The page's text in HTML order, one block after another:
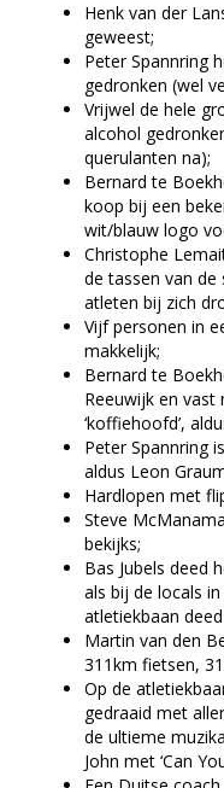
Henk van der
geweest;
Peter Spannring
gedronken (wel
Vrijwel de hele
alcohol
querulanten na);
Bernard te
koop bij een
wit/blauw logo
Christophe
de tassen van de
atleten bij zich
Vijf personen in
makkelijk;
Bernard te
Reeuwijk en vast
‘koffiehoofd’,
Peter Spannring
aldus Leon
Hardlopen met
Steve
bekijks;
Bas Jubels deed
als bij de locals
atletiekbaan
Martin van den
311km fietsen,
Op de
gedraaid met
de ultieme
John met ‘Can